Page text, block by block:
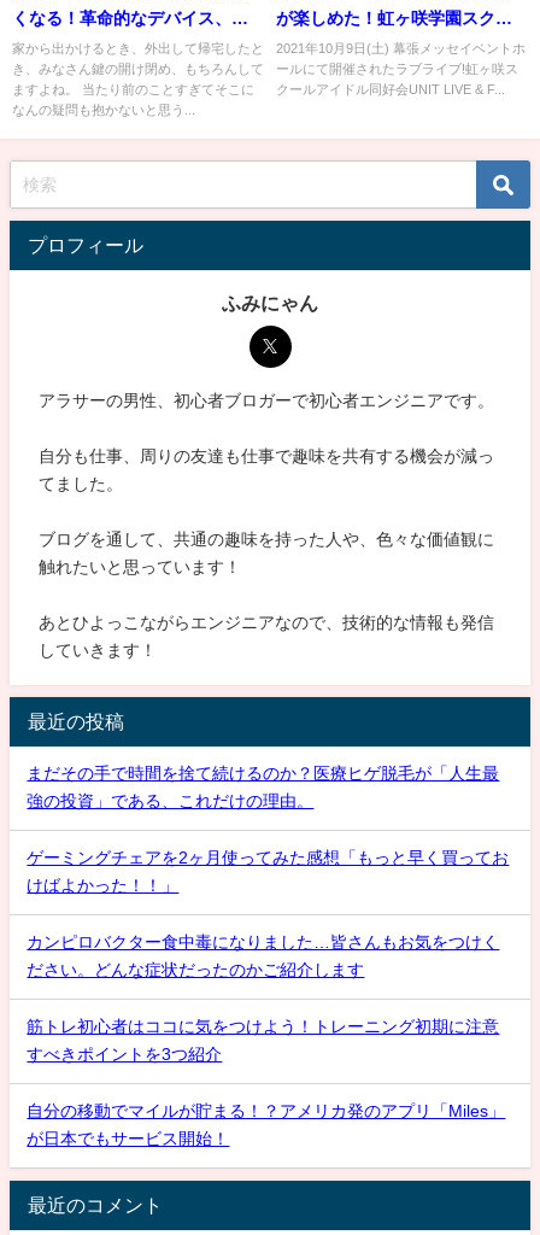
くなる！革命的なデバイス、ス
マートキー『Qurio』をレビュー
家から出かけるとき、外出して帰宅したと
き、みなさん鍵の開け閉め、もちろんして
ますよね。 当たり前のことすぎてそこに
なんの疑問も抱かないと思う...
が楽しめた！虹ヶ咲学園スクー
ルアイドル同好会 UNIT LIVE &
FAN MEETING vol.2 QU4RTZ
〜Sweet Cafe〜の感想
2021年10月9日(土) 幕張メッセイベントホ
ールにて開催されたラブライブ!虹ヶ咲ス
クールアイドル同好会UNIT LIVE & F...
プロフィール
ふみにゃん
アラサーの男性、初心者ブロガーで初心者エンジニアです。
自分も仕事、周りの友達も仕事で趣味を共有する機会が減っ
てました。
ブログを通して、共通の趣味を持った人や、色々な価値観に
触れたいと思っています！
あとひよっこながらエンジニアなので、技術的な情報も発信
していきます！
最近の投稿
まだその手で時間を捨て続けるのか？医療ヒゲ脱毛が「人生最
強の投資」である、これだけの理由。
ゲーミングチェアを2ヶ月使ってみた感想「もっと早く買ってお
けばよかった！！」
カンピロバクター食中毒になりました…皆さんもお気をつけく
ださい。どんな症状だったのかご紹介します
筋トレ初心者はココに気をつけよう！トレーニング初期に注意
すべきポイントを3つ紹介
自分の移動でマイルが貯まる！？アメリカ発のアプリ「Miles」
が日本でもサービス開始！
最近のコメント